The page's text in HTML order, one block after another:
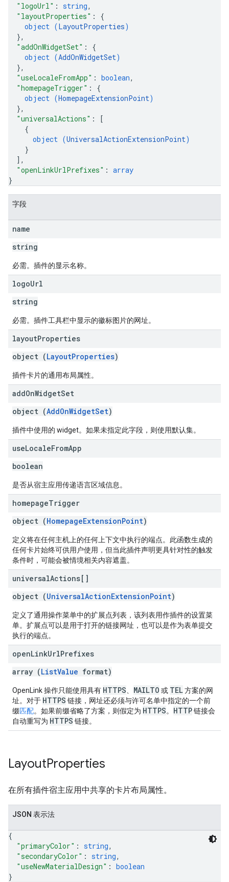
"logoUrl" : string,
"layoutProperties" : {
object (LayoutProperties)
},
"addOnWidgetSet" : {
object (AddOnWidgetSet)
},
"useLocaleFromApp" : boolean,
"homepageTrigger" : {
object (HomepageExtensionPoint)
},
"universalActions" :
[
{
object (UniversalActionExtensionPoint)
}
] ,
"openLinkUrlPrefixes" : array
}
字段
name
string
必需。插件的显示名称。
logoUrl
string
必需。插件工具栏中显示的徽标图片的网址。
layoutProperties
object (LayoutProperties)
插件卡片的通用布局属性。
addOnWidgetSet
object (AddOnWidgetSet)
插件中使用的 widget。如果未指定此字段，则使用默认集。
useLocaleFromApp
boolean
是否从宿主应用传递语言区域信息。
homepageTrigger
object (HomepageExtensionPoint)
定义将在任何主机上的任何上下文中执行的端点。此函数生成的
任何卡片始终可供用户使用，但当此插件声明更具针对性的触发
条件时，可能会被情境相关内容遮盖。
universalActions[]
object (UniversalActionExtensionPoint)
定义了通用操作菜单中的扩展点列表，该列表用作插件的设置菜
单。扩展点可以是用于打开的链接网址，也可以是作为表单提交
执行的端点。
openLinkUrlPrefixes
array (ListValue format)
OpenLink 操作只能使用具有 HTTPS MAILTO 或 TEL方案的网
址。对于 HTTPS 链接，网址还必须与许可名单中指定的一个前
缀匹配。如果前缀省略了方案，则假定为 HTTPS。 HTTP链接会
自动重写为 HTTPS 链接。
LayoutProperties
在所有插件宿主应用中共享的卡片布局属性。
JSON 表示法
{
"primaryColor" : string,
"secondaryColor" : string,
"useNewMaterialDesign" : boolean
}